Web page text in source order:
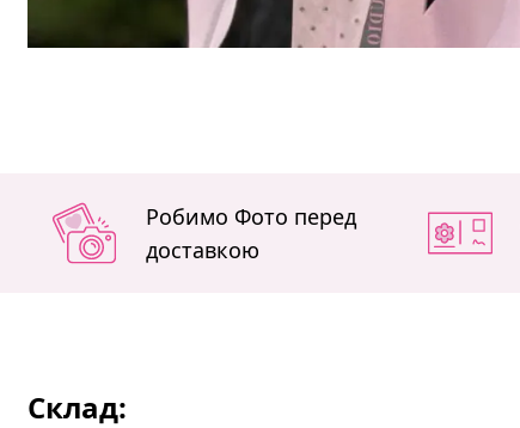
Робимо Фото перед
доставкою
Склад: